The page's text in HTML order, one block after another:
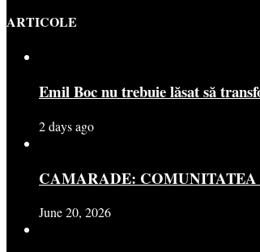
ARTICOLE
Emil Boc nu trebuie lăsat să
2 days ago
CAMARADE:
June 20, 2026